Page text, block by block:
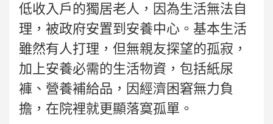
低收入戶的獨居老人，因為生活無法自
理，被政府安置到安養中心。基本生活
雖然有人打理，但無親友探望的孤寂，
加上安養必需的生活物資，包括紙尿
褲、營養補給品，因經濟困窘無力負
擔，在院裡就更顯落寞孤單。